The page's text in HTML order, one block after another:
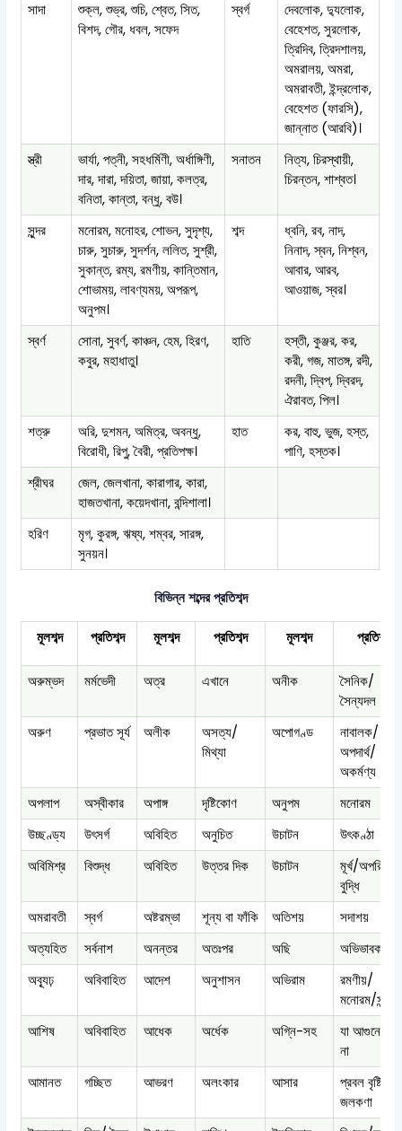
সাদা
শুক্ল, শুভ্র, শুচি, শ্বেত, সিত,
বিশদ, গৌর, ধবল, সফেদ
স্বর্গ
দেবলোক, দ্যুলোক,
বেহেশত, সুরলোক,
ত্রিদিব, ত্রিদশালয়,
অমরালয়, অমরা,
অমরাবতী, ইন্দ্রলোক,
বেহেশত (ফারসি),
জান্নাত (আরবি)।
স্ত্রী
ভার্যা, পত্নী, সহধর্মিণী, অর্ধাঙ্গিণী,
দার, দারা, দয়িতা, জায়া, কলত্র,
বনিতা, কান্তা, বন্ধু, বউ।
সনাতন
নিত্য, চিরস্থায়ী,
চিরন্তন, শাশ্বত।
সুন্দর
মনোরম, মনোহর, শোভন, সুদৃশ্য,
চারু, সুচারু, সুদর্শন, ললিত, সুশ্রী,
সুকান্ত, রম্য, রমণীয়, কান্তিমান,
শোভাময়, লাবণ্যময়, অপরূপ,
অনুপম।
শব্দ
ধ্বনি, রব, নাদ,
নিনাদ, স্বন, নিশ্বন,
আবার, আরব,
আওয়াজ, স্বর।
স্বর্ণ
সোনা, সুবর্ণ, কাঞ্চন, হেম, হিরণ,
কবুর, মহাধাতু।
হাতি
হস্তী, কুঞ্জর, কর,
করী, গজ, মাতঙ্গ, রদী,
রদনী, দ্বিপ, দ্বিরদ,
ঐরাবত, পিল।
শত্রু
অরি, দুশমন, অমিত্র, অবন্ধু,
বিরোধী, রিপু, বৈরী, প্রতিপক্ষ।
হাত
কর, বাহু, ভুজ, হস্ত,
পাণি, হস্তক।
শ্রীঘর
জেল, জেলখানা, কারাগার, কারা,
হাজতখানা, কয়েদখানা, বন্দিশালা।
হরিণ
মৃগ, কুরঙ্গ, ঋষ্য, শম্বর, সারঙ্গ,
সুনয়ন।
বিভিন্ন শব্দের প্রতিশব্দ
মূলশব্দ প্রতিশব্দ মূলশব্দ প্রতিশব্দ মূলশব্দ প্রতিশব্দ
অরুম্ভদ মর্মভেদী অত্র এখানে অনীক
সৈনিক/
সৈন্যদল
অরুণ
প্রভাত সূর্য অলীক
অসত্য/
মিথ্যা
অপোগণ্ড
নাবালক/
অপদার্থ/
অকর্মণ্য
অপলাপ
অস্বীকার অপাঙ্গ দৃষ্টিকোণ অনুপম
মনোরম
উচ্ছণ্ড্য
উৎসর্গ অবিহিত অনুচিত উচাটন
উৎকণ্ঠা
অবিমিশ্র
বিশুদ্ধ অবিহিত উত্তর দিক উচাটন
মূর্খ/অপরিণত
বুদ্ধি
অমরাবতী
স্বর্গ অষ্টরম্ভা শূন্য বা ফাঁকি অতিশয়
সদাশয়
অত্যহিত
সর্বনাশ অনন্তর অতঃপর অছি
অভিভাবক
অব্যূঢ়
অবিবাহিত আদেশ অনুশাসন অভিরাম
রমণীয়/
মনোরম/সুন্দর
আশিষ
অবিবাহিত আধেক অর্ধেক অগ্নি-সহ
যা আগুনে
না
আমানত
গচ্ছিত আভরণ অলংকার আসার
প্রবল
জলকণা